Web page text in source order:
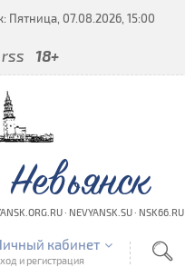
Пятница, 07.08.2026, 15:00
rss 18+
Невьянск
· NEVYANSK.SU · NSK66.RU
кабинет
и регистрация